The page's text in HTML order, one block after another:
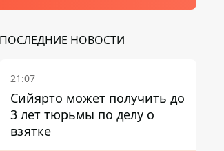
ПОСЛЕДНИЕ НОВОСТИ
21:07
Сийярто может получить до
3 лет тюрьмы по делу о
взятке